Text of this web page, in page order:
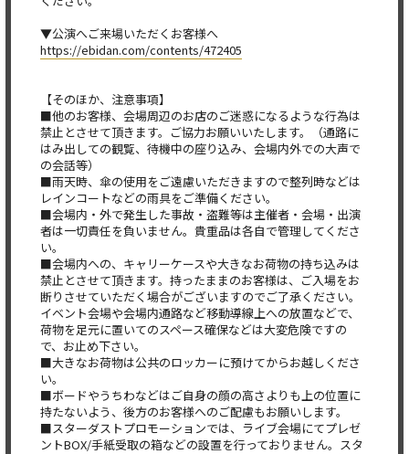
▼公演へご来場いただくお客様へ
https://ebidan.com/contents/472405
【そのほか、注意事項】
■他のお客様、会場周辺のお店のご迷惑になるような行為は
禁止とさせて頂きます。ご協力お願いいたします。（通路に
はみ出しての観覧、待機中の座り込み、会場内外での大声で
の会話等）
■雨天時、傘の使用をご遠慮いただきますので整列時などは
レインコートなどの雨具をご準備ください。
■会場内・外で発生した事故・盗難等は主催者・会場・出演
者は一切責任を負いません。貴重品は各自で管理してくださ
い。
■会場内への、キャリーケースや大きなお荷物の持ち込みは
禁止とさせて頂きます。持ったままのお客様は、ご入場をお
断りさせていただく場合がございますのでご了承ください。
イベント会場や会場内通路など移動導線上への放置などで、
荷物を足元に置いてのスペース確保などは大変危険ですの
で、お止め下さい。
■大きなお荷物は公共のロッカーに預けてからお越しくださ
い。
■ボードやうちわなどはご自身の顔の高さよりも上の位置に
持たないよう、後方のお客様へのご配慮もお願いします。
■スターダストプロモーションでは、ライブ会場にてプレゼ
ントBOX/手紙受取の箱などの設置を行っておりません。スタ